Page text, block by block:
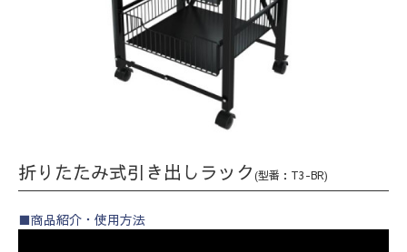
折りたたみ式引き出しラック(型番：T3-BR)
■商品紹介・使用方法